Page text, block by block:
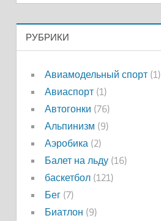
РУБРИКИ
Авиамодельный спорт(1)
Авиаспорт(1)
Автогонки (76)
Альпинизм (9)
Аэробика (2)
Балет на льду(16)
баскетбол(121)
Бег(7)
Биатлон (9)